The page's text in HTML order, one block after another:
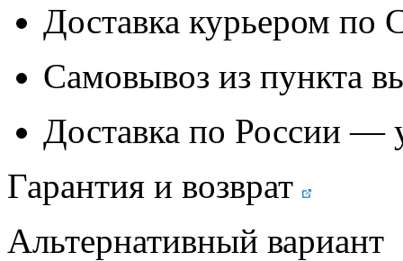
Доставка курьером
Самовывоз из пункта
Доставка по России —
Гарантия и возврат
Альтернативный вариант